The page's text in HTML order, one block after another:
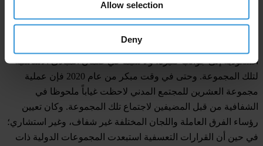
Allow selection
Deny
حق، لكن في بلد كالسعودية، يُحظر فيه كل التجمعات، بما في ذلك
المظاهرات السلمية، لا يوجد أي احتمال لاحترام هذا الحق الأساسي.
وتفتقر عملية مجموعة العشرين للمجتمع المدني التي تقودها
السعودية إلى جوانب كثيرة، ولا سيما في ضمان المبادئ الأساسية
لتلك المجموعة. وحتى في وقت مبكر من عام 2020 فإن عملية
مجموعة العشرين للمجتمع المدني لاحظت غياباً ملحوظا في
الشفافية من قبل المضيفين لاجتماع تلك المجموعة. وكان تعيين
رؤساء الفرق العاملة واللجان المختلفة غير شفاف، وغير استشاري؛
في حين أن القرارات التعسفية استبعدت المجموعات الدولية ذات